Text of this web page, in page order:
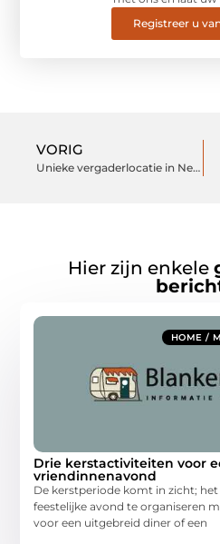
Registreer u
VORIG
Unieke vergaderlocatie in Nederland
Hier zijn enkele
HOME /
Drie kerstactiviteiten voor
vriendinnenavond
De kerstperiode komt in zicht;
feestelijke avond te organiseren
voor een uitgebreid diner of een